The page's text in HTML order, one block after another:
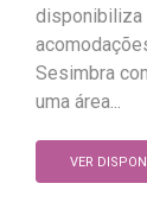
disponibiliza
Sesimbra
uma área...
VER